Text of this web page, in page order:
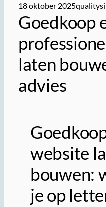
18 oktober 2025
Goedkoop
laten
advies
website
bouwen:
je op